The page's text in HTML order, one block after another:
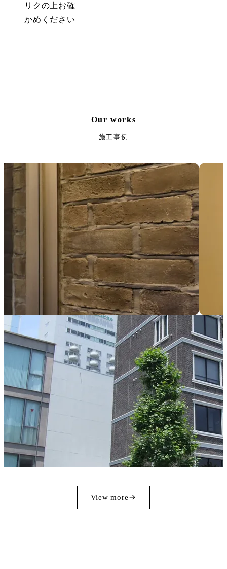
リクの上お確
かめください
Our works
施工事例
View more